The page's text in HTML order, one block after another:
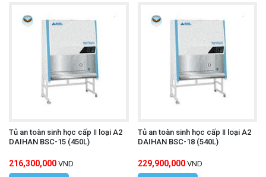
Tủ an toàn sinh học cấp Ⅱ loại A2
DAIHAN BSC-15 (450L)
216,300,000 VND
Tủ an toàn sinh học cấp Ⅱ loại A2
DAIHAN BSC-18 (540L)
229,900,000 VND